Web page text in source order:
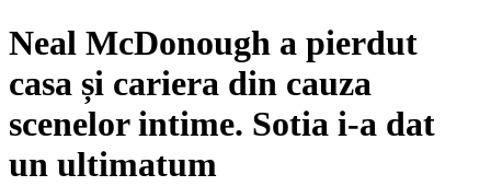
Neal McDonough a pierdut
casa și cariera din cauza
scenelor intime. Sotia i-a dat
un ultimatum